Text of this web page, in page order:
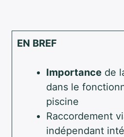
EN BREF
Importance de
dans le
piscine
Raccordement
indépendant